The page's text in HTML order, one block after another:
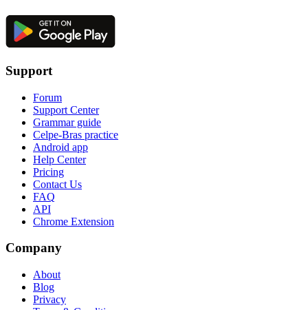
Support
Forum
Support Center
Grammar guide
Celpe-Bras practice
Android app
Help Center
Pricing
Contact Us
FAQ
API
Chrome Extension
Company
About
Blog
Privacy